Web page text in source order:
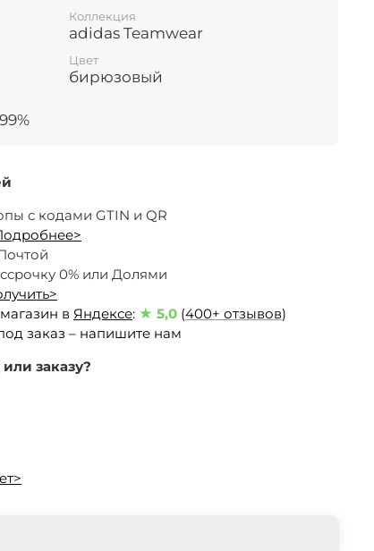
c кодами GTIN и QR
0% или Долями
в Яндексе: ★ 5,0 (400+ отзывов)
заказ – напишите нам
заказу?
Коллекция
adidas Teamwear
Цвет
бирюзовый